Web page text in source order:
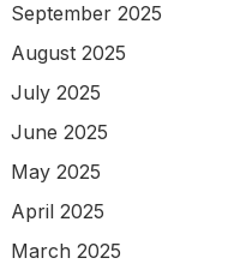
September 2025
August 2025
July 2025
June 2025
May 2025
April 2025
March 2025